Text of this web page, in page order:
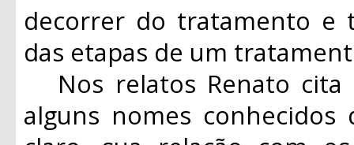
decorrer do tratamento e
das etapas de um
Nos relatos Renato cita
alguns nomes